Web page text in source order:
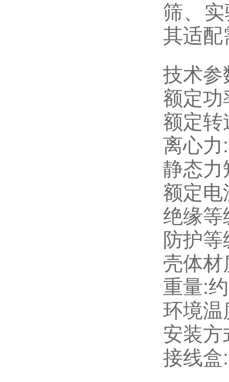
筛、
其适配
技术参
额定功
额定转
离心力
静态力
额定电
绝缘等
防护
壳体材
重量:
环境
安装方
接线盒